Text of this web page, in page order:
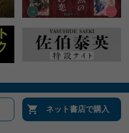
ネット書店で購入
出版のご案内 お問合せ
Number Web
CREA WEB
© Bungeishunju Ltd.